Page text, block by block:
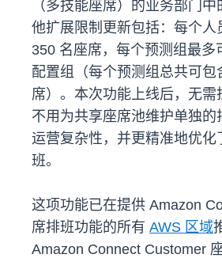
（多技能座席）的业务部门
他扩展限制更新包括：每个
350 名座席，每个预测组最多
配置组（每个预测组总共可包
席）。本次功能上线后，无需
不用为共享座席池维护单独的
运营复杂性，并更精准地优
班。
这项功能已在提供 Amazon
席排班功能的所有 AWS 区域
Amazon Connect Customer